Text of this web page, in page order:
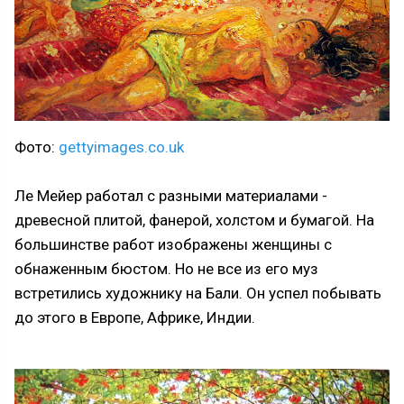
Фото: gettyimages.co.uk
Ле Мейер работал с разными материалами -
древесной плитой, фанерой, холстом и бумагой. На
большинстве работ изображены женщины с
обнаженным бюстом. Но не все из его муз
встретились художнику на Бали. Он успел побывать
до этого в Европе, Африке, Индии.